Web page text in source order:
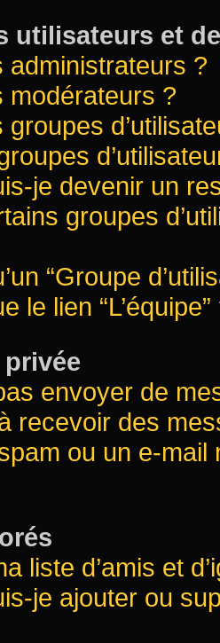
utilisateurs et
administrateurs ?
modérateurs ?
je devenir un
groupes
“Groupe
le lien “L’équipe”
privée
envoyer de
recevoir des
ou un e-
liste d’amis et
je ajouter ou